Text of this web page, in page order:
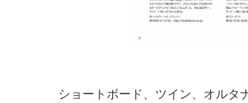
ショートボード、ツイン、オルタ